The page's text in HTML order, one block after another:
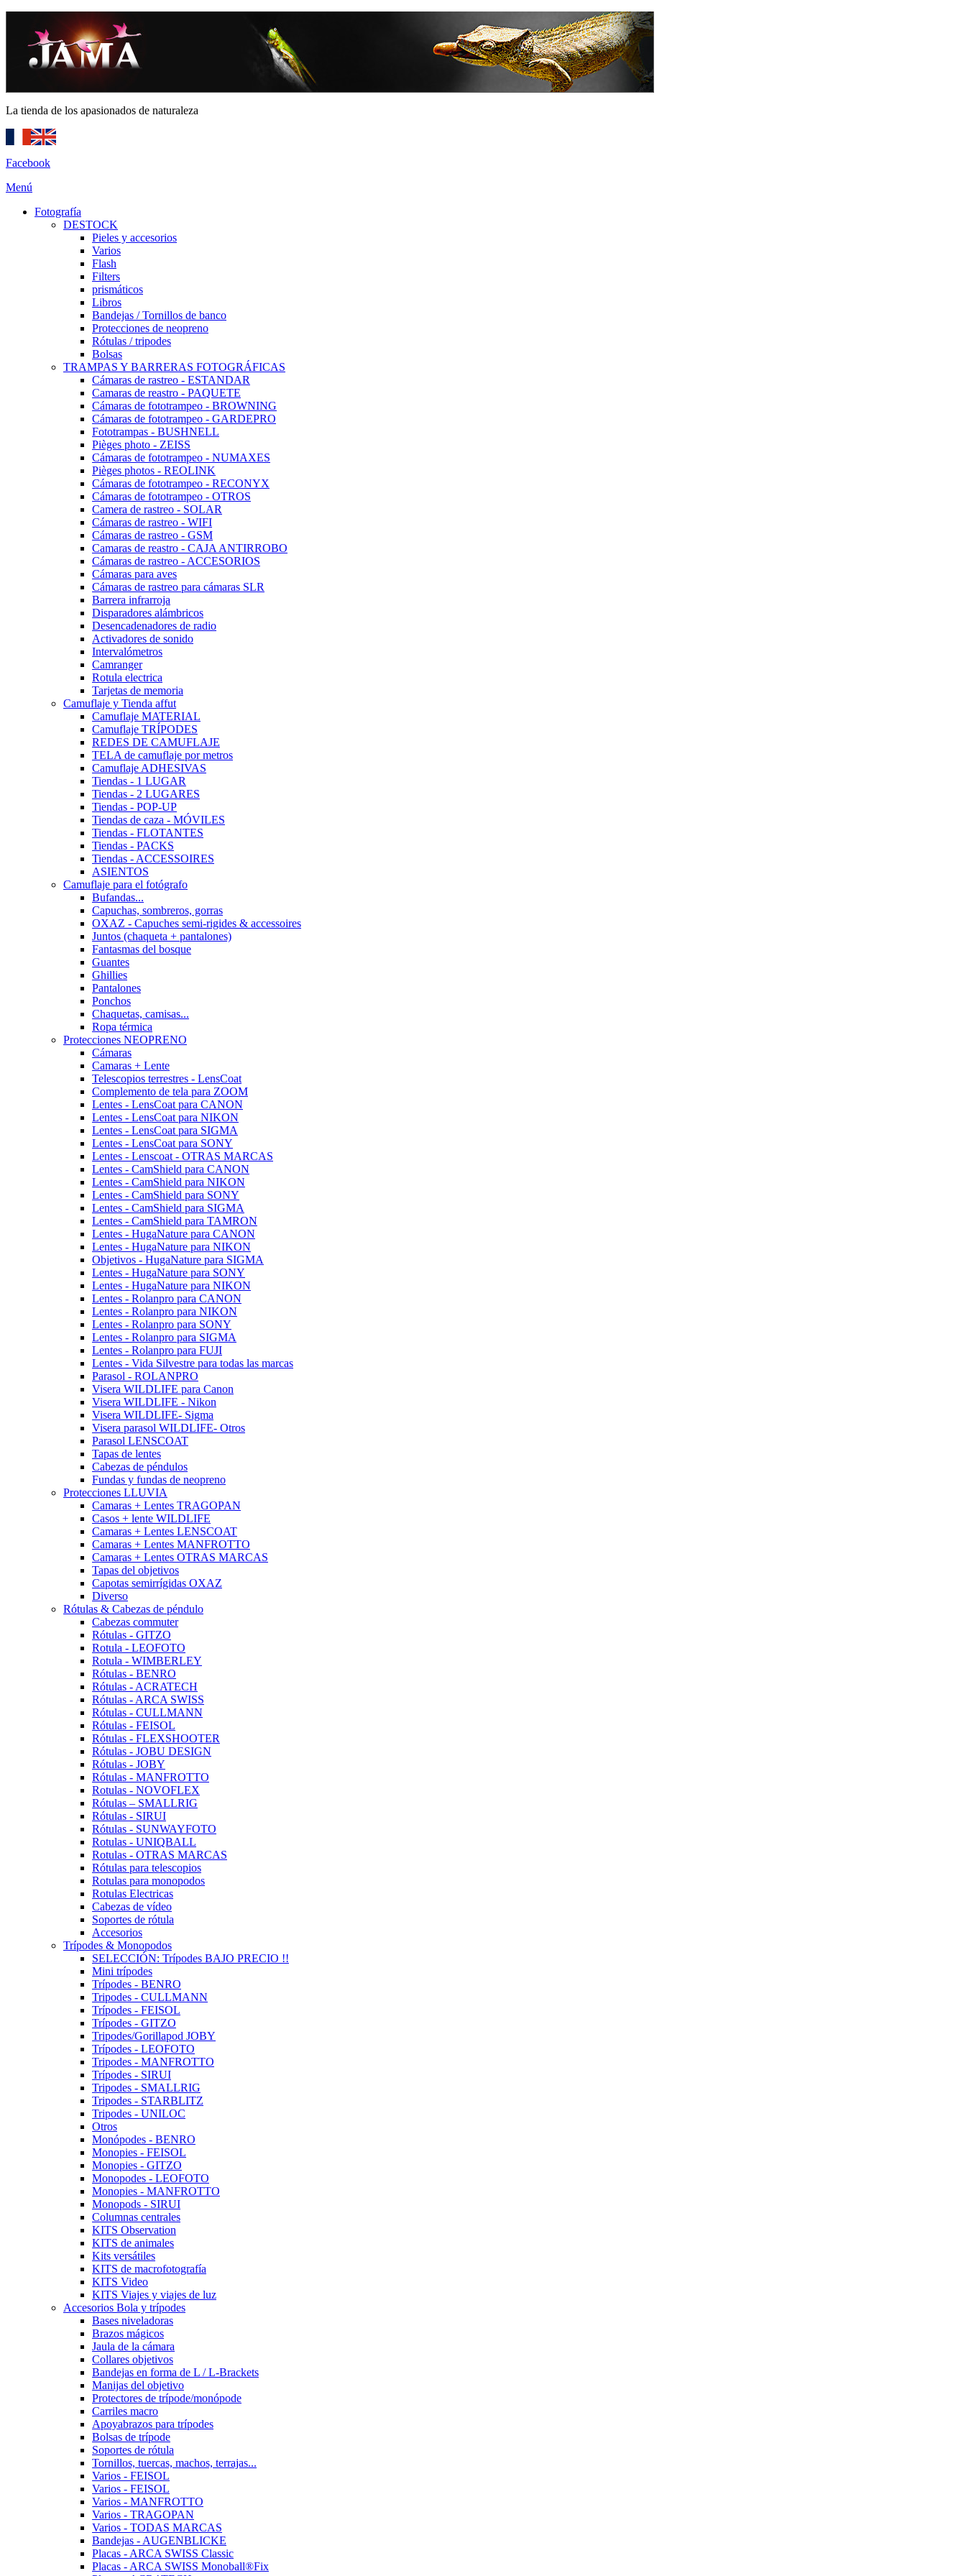
La tienda de los apasionados de naturaleza
Facebook
Menú
Fotografía
DESTOCK
Pieles y accesorios
Varios
Flash
Filters
prismáticos
Libros
Bandejas / Tornillos de banco
Protecciones de neopreno
Rótulas / tripodes
Bolsas
TRAMPAS Y BARRERAS FOTOGRÁFICAS
Cámaras de rastreo - ESTANDAR
Camaras de reastro - PAQUETE
Cámaras de fototrampeo - BROWNING
Cámaras de fototrampeo - GARDEPRO
Fototrampas - BUSHNELL
Pièges photo - ZEISS
Cámaras de fototrampeo - NUMAXES
Pièges photos - REOLINK
Cámaras de fototrampeo - RECONYX
Cámaras de fototrampeo - OTROS
Camera de rastreo - SOLAR
Cámaras de rastreo - WIFI
Cámaras de rastreo - GSM
Camaras de reastro - CAJA ANTIRROBO
Cámaras de rastreo - ACCESORIOS
Cámaras para aves
Cámaras de rastreo para cámaras SLR
Barrera infrarroja
Disparadores alámbricos
Desencadenadores de radio
Activadores de sonido
Intervalómetros
Camranger
Rotula electrica
Tarjetas de memoria
Camuflaje y Tienda affut
Camuflaje MATERIAL
Camuflaje TRÍPODES
REDES DE CAMUFLAJE
TELA de camuflaje por metros
Camuflaje ADHESIVAS
Tiendas - 1 LUGAR
Tiendas - 2 LUGARES
Tiendas - POP-UP
Tiendas de caza - MÓVILES
Tiendas - FLOTANTES
Tiendas - PACKS
Tiendas - ACCESSOIRES
ASIENTOS
Camuflaje para el fotógrafo
Bufandas...
Capuchas, sombreros, gorras
OXAZ - Capuches semi-rigides & accessoires
Juntos (chaqueta + pantalones)
Fantasmas del bosque
Guantes
Ghillies
Pantalones
Ponchos
Chaquetas, camisas...
Ropa térmica
Protecciones NEOPRENO
Cámaras
Camaras + Lente
Telescopios terrestres - LensCoat
Complemento de tela para ZOOM
Lentes - LensCoat para CANON
Lentes - LensCoat para NIKON
Lentes - LensCoat para SIGMA
Lentes - LensCoat para SONY
Lentes - Lenscoat - OTRAS MARCAS
Lentes - CamShield para CANON
Lentes - CamShield para NIKON
Lentes - CamShield para SONY
Lentes - CamShield para SIGMA
Lentes - CamShield para TAMRON
Lentes - HugaNature para CANON
Lentes - HugaNature para NIKON
Objetivos - HugaNature para SIGMA
Lentes - HugaNature para SONY
Lentes - HugaNature para NIKON
Lentes - Rolanpro para CANON
Lentes - Rolanpro para NIKON
Lentes - Rolanpro para SONY
Lentes - Rolanpro para SIGMA
Lentes - Rolanpro para FUJI
Lentes - Vida Silvestre para todas las marcas
Parasol - ROLANPRO
Visera WILDLIFE para Canon
Visera WILDLIFE - Nikon
Visera WILDLIFE- Sigma
Visera parasol WILDLIFE- Otros
Parasol LENSCOAT
Tapas de lentes
Cabezas de péndulos
Fundas y fundas de neopreno
Protecciones LLUVIA
Camaras + Lentes TRAGOPAN
Casos + lente WILDLIFE
Camaras + Lentes LENSCOAT
Camaras + Lentes MANFROTTO
Camaras + Lentes OTRAS MARCAS
Tapas del objetivos
Capotas semirrígidas OXAZ
Diverso
Rótulas & Cabezas de péndulo
Cabezas commuter
Rótulas - GITZO
Rotula - LEOFOTO
Rotula - WIMBERLEY
Rótulas - BENRO
Rótulas - ACRATECH
Rótulas - ARCA SWISS
Rótulas - CULLMANN
Rótulas - FEISOL
Rótulas - FLEXSHOOTER
Rótulas - JOBU DESIGN
Rótulas - JOBY
Rótulas - MANFROTTO
Rotulas - NOVOFLEX
Rótulas – SMALLRIG
Rótulas - SIRUI
Rótulas - SUNWAYFOTO
Rotulas - UNIQBALL
Rotulas - OTRAS MARCAS
Rótulas para telescopios
Rotulas para monopodos
Rotulas Electricas
Cabezas de vídeo
Soportes de rótula
Accesorios
Trípodes & Monopodos
SELECCIÓN: Trípodes BAJO PRECIO !!
Mini trípodes
Trípodes - BENRO
Tripodes - CULLMANN
Trípodes - FEISOL
Trípodes - GITZO
Tripodes/Gorillapod JOBY
Trípodes - LEOFOTO
Tripodes - MANFROTTO
Trípodes - SIRUI
Tripodes - SMALLRIG
Tripodes - STARBLITZ
Tripodes - UNILOC
Otros
Monópodes - BENRO
Monopies - FEISOL
Monopies - GITZO
Monopodes - LEOFOTO
Monopies - MANFROTTO
Monopods - SIRUI
Columnas centrales
KITS Observation
KITS de animales
Kits versátiles
KITS de macrofotografía
KITS Video
KITS Viajes y viajes de luz
Accesorios Bola y trípodes
Bases niveladoras
Brazos mágicos
Jaula de la cámara
Collares objetivos
Bandejas en forma de L / L-Brackets
Manijas del objetivo
Protectores de trípode/monópode
Carriles macro
Apoyabrazos para trípodes
Bolsas de trípode
Soportes de rótula
Tornillos, tuercas, machos, terrajas...
Varios - FEISOL
Varios - FEISOL
Varios - MANFROTTO
Varios - TRAGOPAN
Varios - TODAS MARCAS
Bandejas - AUGENBLICKE
Placas - ARCA SWISS Classic
Placas - ARCA SWISS Monoball®Fix